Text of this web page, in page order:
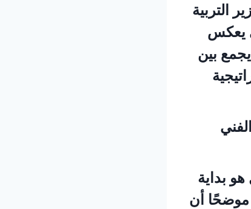
التربية
يعكس
بين
بداية
موضحًا أن